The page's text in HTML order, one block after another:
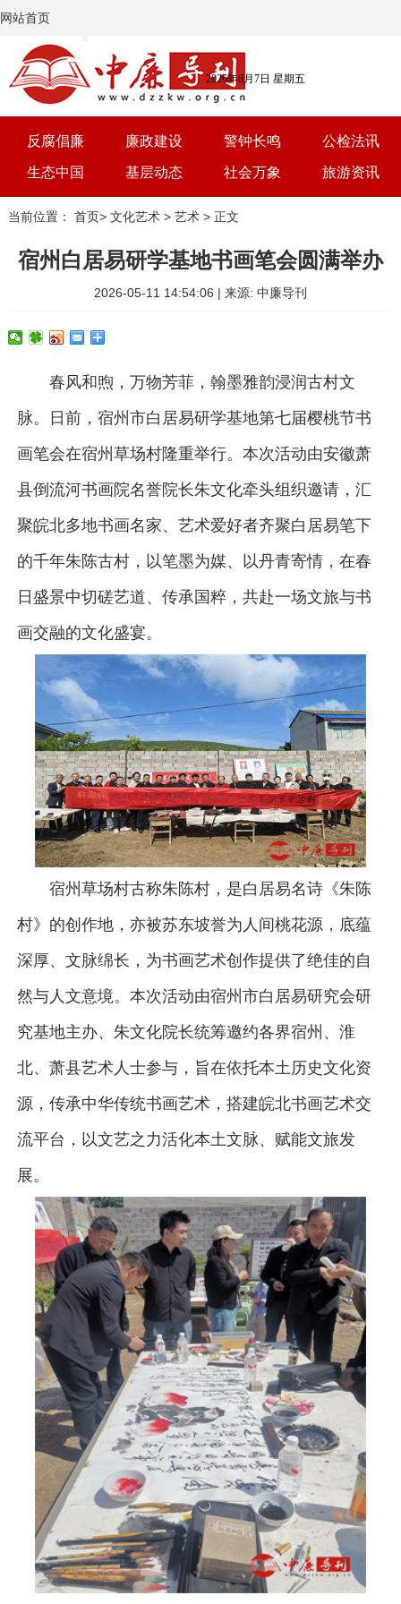
网站首页
2026年8月7日 星期五
反腐倡廉 廉政建设 警钟长鸣 公检法讯
生态中国 基层动态 社会万象 旅游资讯
党建 文选 三农 艺术
当前位置： 首页> 文化艺术> 艺术> 正文
宿州白居易研学基地书画笔会圆满举办
2026-05-11 14:54:06 | 来源: 中廉导刊
春风和煦，万物芳菲，翰墨雅韵浸润古村文
脉。日前，宿州市白居易研学基地第七届樱桃节书
画笔会在宿州草场村隆重举行。本次活动由安徽萧
县倒流河书画院名誉院长朱文化牵头组织邀请，汇
聚皖北多地书画名家、艺术爱好者齐聚白居易笔下
的千年朱陈古村，以笔墨为媒、以丹青寄情，在春
日盛景中切磋艺道、传承国粹，共赴一场文旅与书
画交融的文化盛宴。
宿州草场村古称朱陈村，是白居易名诗《朱陈
村》的创作地，亦被苏东坡誉为人间桃花源，底蕴
深厚、文脉绵长，为书画艺术创作提供了绝佳的自
然与人文意境。本次活动由宿州市白居易研究会研
究基地主办、朱文化院长统筹邀约各界宿州、淮
北、萧县艺术人士参与，旨在依托本土历史文化资
源，传承中华传统书画艺术，搭建皖北书画艺术交
流平台，以文艺之力活化本土文脉、赋能文旅发
展。